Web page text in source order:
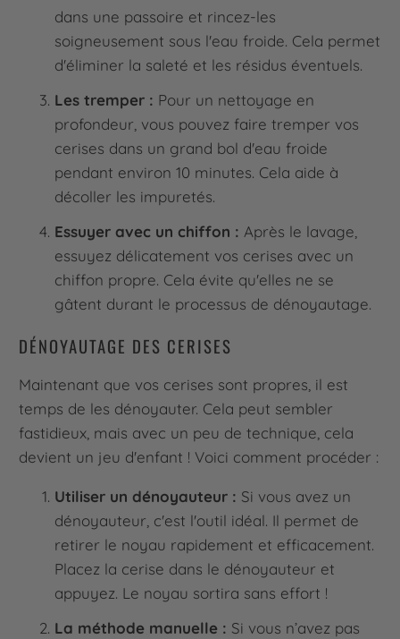
dans une passoire et rincez-les
soigneusement sous l'eau froide. Cela permet
d'éliminer la saleté et les résidus éventuels.
Les tremper : Pour un nettoyage en
profondeur, vous pouvez faire tremper vos
cerises dans un grand bol d'eau froide
pendant environ 10 minutes. Cela aide à
décoller les impuretés.
Essuyer avec un chiffon : Après le lavage,
essuyez délicatement vos cerises avec un
chiffon propre. Cela évite qu'elles ne se
gâtent durant le processus de dénoyautage.
DÉNOYAUTAGE DES CERISES
Maintenant que vos cerises sont propres, il est
temps de les dénoyauter. Cela peut sembler
fastidieux, mais avec un peu de technique, cela
devient un jeu d'enfant ! Voici comment procéder :
Utiliser un dénoyauteur : Si vous avez un
dénoyauteur, c'est l'outil idéal. Il permet de
retirer le noyau rapidement et efficacement.
Placez la cerise dans le dénoyauteur et
appuyez. Le noyau sortira sans effort !
La méthode manuelle : Si vous n’avez pas